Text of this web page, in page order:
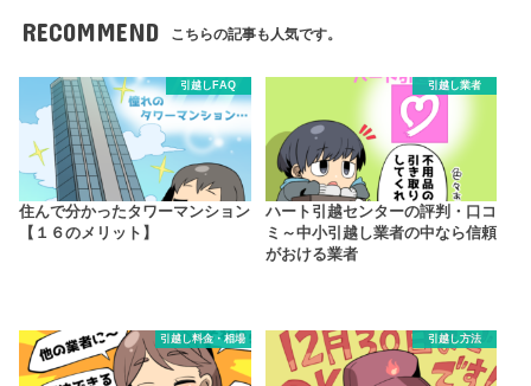
RECOMMEND こちらの記事も人気です。
引越しFAQ
住んで分かったタワーマンション
【１６のメリット】
引越し業者
ハート引越センターの評判・口コ
ミ～中小引越し業者の中なら信頼
がおける業者
引越し料金・相場 引越し方法